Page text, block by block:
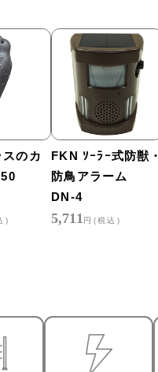
のカ
)
FKN ｿｰﾗｰ式防獣・
防鳥アラーム
DN-4
5,711 円(税込)